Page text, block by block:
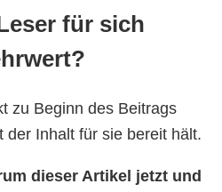
für sich
zu Beginn des Beitrags
der Inhalt für sie bereit hält.
dieser Artikel jetzt und